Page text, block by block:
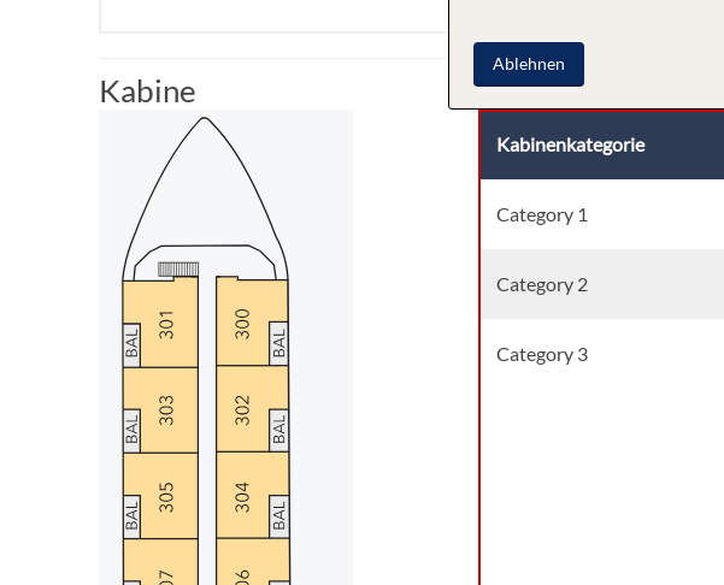
Kabine
Kabinenkategorie
Category 1
Category 2
Category 3
Ablehnen